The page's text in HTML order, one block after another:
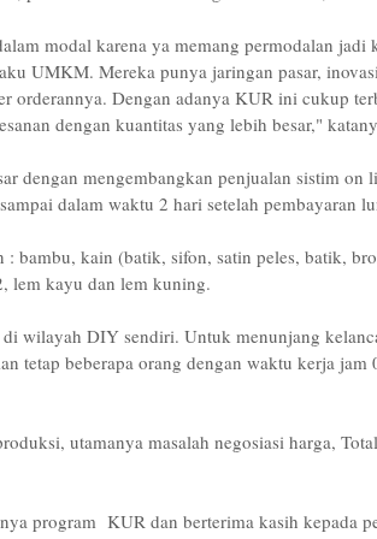
modal karena ya memang permodalan jadi
UMKM. Mereka punya jaringan pasar,
orderannya. Dengan adanya KUR ini cukup
dengan kuantitas yang lebih besar,"
dengan mengembangkan penjualan sistim on
dalam waktu 2 hari setelah pembayaran
bambu, kain (batik, sifon, satin peles, batik,
lem kayu dan lem kuning.
wilayah DIY sendiri. Untuk menunjang
tetap beberapa orang dengan waktu kerja jam
utamanya masalah negosiasi harga,
program KUR dan berterima kasih kepada